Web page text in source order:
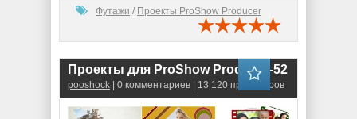
Футажи / Проекты ProShow Producer
Проекты для ProShow Producer-52
pooshock | 0 комментариев | 13 120 просмотров